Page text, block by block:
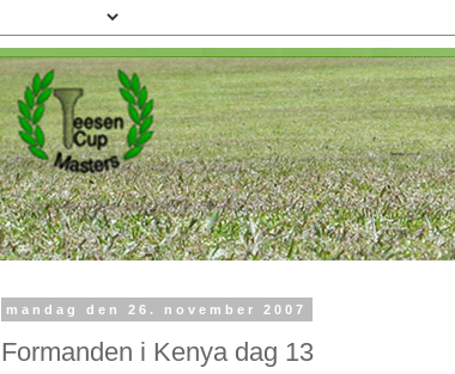
mandag den 26. november 2007
Formanden i Kenya dag 13